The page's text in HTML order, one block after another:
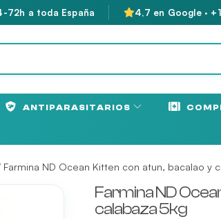
72h a toda España 4,7 en Google ·
ANTIPARASITARIOS
ND Ocean Kitten con atun, bacalao y
Farmina ND
calabaza 5kg